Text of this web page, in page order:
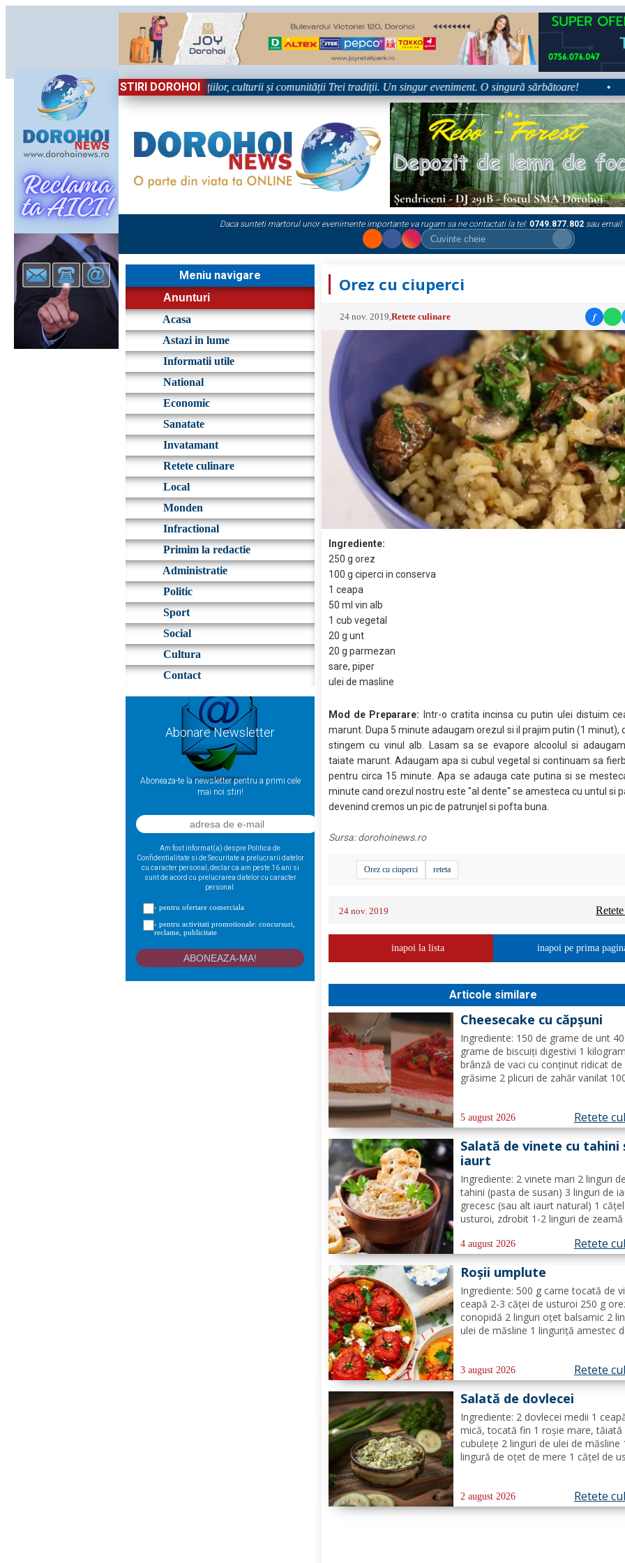
STIRI DOROHOI
Sărbătoare!” – trei zile dedicate tradițiilor, culturii și comunității Trei tradiții. Un singur eveniment. O singură sărbătoare!
Daca sunteti martorul unor evenimente importante va rugam sa ne contactati la tel: 0749.877.802 sau email:
Meniu navigare
Anunturi
Acasa
Astazi in lume
Informatii utile
National
Economic
Sanatate
Invatamant
Retete culinare
Local
Monden
Infractional
Primim la redactie
Administratie
Politic
Sport
Social
Cultura
Contact
Abonare Newsletter
Aboneaza-te la newsletter pentru a primi cele
mai noi stiri!
Am fost informat(a) despre Politica de
Confidentialitate si de Securitate a prelucrarii datelor
cu caracter personal, declar ca am peste 16 ani si
sunt de acord cu prelucrarea datelor cu caracter
personal:
- pentru ofertare comerciala
- pentru activitati promotionale: concursuri,
reclame, publicitate
Orez cu ciuperci
24 nov. 2019 ,Retete culinare f
Ingrediente:
250 g orez
100 g ciperci in conserva
1 ceapa
50 ml vin alb
1 cub vegetal
20 g unt
20 g parmezan
sare, piper
ulei de masline
Mod de Preparare: Intr-o cratita incinsa cu putin ulei distuim
marunt. Dupa 5 minute adaugam orezul si il prajim putin (1 minut),
stingem cu vinul alb. Lasam sa se evapore alcoolul si
taiate marunt. Adaugam apa si cubul vegetal si continuam sa
pentru circa 15 minute. Apa se adauga cate putina si se
minute cand orezul nostru este "al dente" se amesteca cu untul si
devenind cremos un pic de patrunjel si pofta buna.
Sursa:dorohoinews.ro
Orez cu ciuperci reteta
24 nov. 2019
inapoi la lista inapoi pe prima
Articole similare
Cheesecake cu căpșuni
Ingrediente: 150 de grame de unt
grame de biscuiți digestivi 1
brânză de vaci cu conținut ridicat de
grăsime 2 plicuri de zahăr vanilat
smântână pentru frișcă 4 foi de
hidratate în apă rece...
5 august 2026 Retete
Salată de vinete cu tahini
iaurt
Ingrediente: 2 vinete mari 2 linguri de
tahini (pasta de susan) 3 linguri de
grecesc (sau alt iaurt natural) 1
usturoi, zdrobit 1-2 linguri de zeamă
Opțional: pătrunjel proaspăt tocat
decor Mod de preparare: Coace
pe grătar sau în...
4 august 2026 Retete
Roșii umplute
Ingrediente: 500 g carne tocată de
ceapă 2-3 căței de usturoi 250 g
conopidă 2 linguri oțet balsamic 2
ulei de măsline 1 linguriță amestec
piper negru Mod de preparare: Se
încălzește cuptorul la...
3 august 2026 Retete
Salată de dovlecei
Ingrediente: 2 dovlecei medii 1
mică, tocată fin 1 roșie mare, tăiată
cubulețe 2 linguri de ulei de măsline
lingură de oțet de mere 1 cățel de
Mod de preparare: Taie dovleceii în
rondele subțiri sau...
2 august 2026 Retete